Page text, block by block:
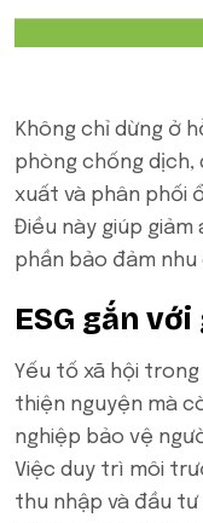
Không chỉ dừng ở
phòng chống dịch,
xuất và phân phối
Điều này giúp
phần bảo đảm
ESG gắn
Yếu tố xã hội
thiện nguyện mà
nghiệp bảo vệ
Việc duy trì môi
thu nhập và đầu